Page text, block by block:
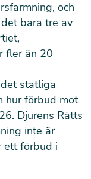
och
bara tre av
fler än 20
statliga
hur förbud mot
Djurens Rätts
inte är
ett förbud i